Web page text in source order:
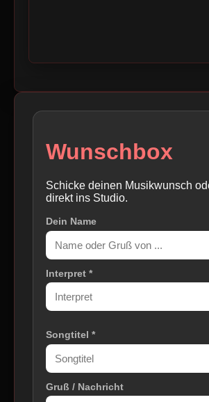
Wunschbox
Schicke deinen Musikwunsch
direkt ins Studio.
Dein Name
Interpret *
Songtitel *
Gruß / Nachricht